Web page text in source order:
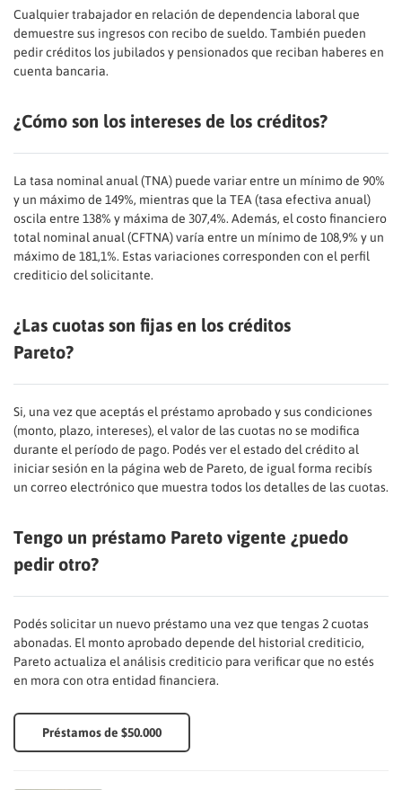
Cualquier trabajador en relación de dependencia laboral que
demuestre sus ingresos con recibo de sueldo. También pueden
pedir créditos los jubilados y pensionados que reciban haberes en
cuenta bancaria.
¿Cómo son los intereses de los créditos?
La tasa nominal anual (TNA) puede variar entre un mínimo de 90%
y un máximo de 149%, mientras que la TEA (tasa efectiva anual)
oscila entre 138% y máxima de 307,4%. Además, el costo financiero
total nominal anual (CFTNA) varía entre un mínimo de 108,9% y un
máximo de 181,1%. Estas variaciones corresponden con el perfil
crediticio del solicitante.
¿Las cuotas son fijas en los créditos
Pareto?
Si, una vez que aceptás el préstamo aprobado y sus condiciones
(monto, plazo, intereses), el valor de las cuotas no se modifica
durante el período de pago. Podés ver el estado del crédito al
iniciar sesión en la página web de Pareto, de igual forma recibís
un correo electrónico que muestra todos los detalles de las cuotas.
Tengo un préstamo Pareto vigente ¿puedo
pedir otro?
Podés solicitar un nuevo préstamo una vez que tengas 2 cuotas
abonadas. El monto aprobado depende del historial crediticio,
Pareto actualiza el análisis crediticio para verificar que no estés
en mora con otra entidad financiera.
Préstamos de $50.000